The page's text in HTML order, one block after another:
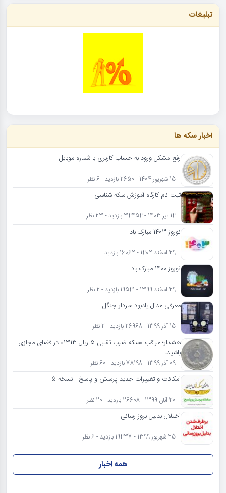
تبلیغات
اخبار سکه ها
رفع مشکل ورود به حساب کاربری با شماره موبایل
15 شهریور 1404 - 2650 بازدید - 6 نظر
ثبت نام کارگاه آموزش سکه شناسی
14 تیر 1403 - 34454 بازدید - 23 نظر
نوروز 1403 مبارک باد
29 اسفند 1402 - 16062 بازدید
نوروز 1400 مبارک باد
29 اسفند 1399 - 19541 بازدید - 2 نظر
معرفی مدال یادبود سردار جنگل
15 آذر 1399 - 26968 بازدید - 2 نظر
هشدار؛ مراقب «سکه ضرب تقلبی 5 ریال 1313» در فضای مجازی
باشید!
09 آذر 1399 - 78198 بازدید - 60 نظر
امکانات و تغییرات جدید پرسش و پاسخ - نسخه 5
20 آبان 1399 - 26608 بازدید - 20 نظر
اختلال بدلیل بروز رسانی
25 شهریور 1399 - 19437 بازدید - 6 نظر
همه اخبار